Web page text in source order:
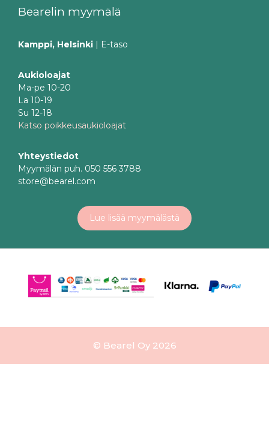
Bearelin myymälä
Kamppi, Helsinki | E-taso
Aukioloajat
Ma-pe 10-20
La 10-19
Su 12-18
Katso poikkeusaukioloajat
Yhteystiedot
Myymälän puh. 050 556 3788
store@bearel.com
Lue lisää myymälästä
© Bearel Oy 2026